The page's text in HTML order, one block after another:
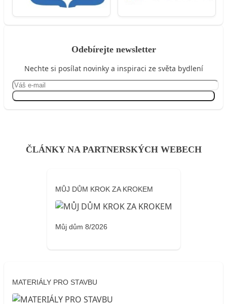
Odebírejte newsletter
Nechte si posílat novinky a inspiraci ze světa bydlení
ČLÁNKY NA PARTNERSKÝCH WEBECH
MŮJ DŮM KROK ZA KROKEM
Můj dům 8/2026
MATERIÁLY PRO STAVBU